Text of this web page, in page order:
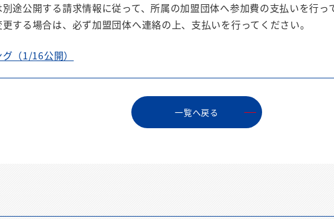
途公開する請求情報に従って、所属の加盟団体へ参加費の支払いを行っ
する場合は、必ず加盟団体へ連絡の上、支払いを行ってください。
（1/16公開）
⼀覧へ戻る